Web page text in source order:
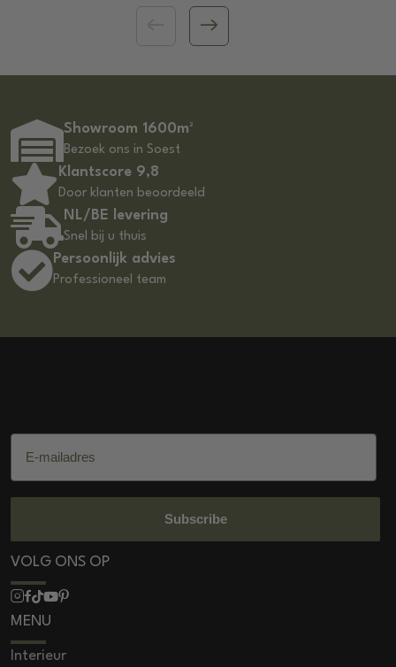
Showroom 1600m²
Bezoek ons in Soest
Klantscore 9,8
Door klanten beoordeeld
NL/BE levering
Snel bij u thuis
Persoonlijk advies
Professioneel team
E-mailadres
Subscribe
VOLG ONS OP
MENU
Interieur